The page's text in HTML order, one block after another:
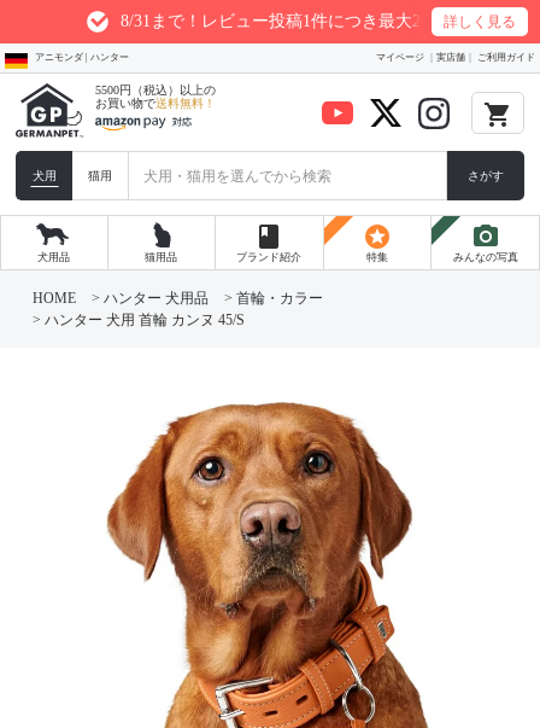
8/31まで！レビュー投稿1件につき最大200ptプレゼント詳しく見る
アニモンダ | ハンター マイページ 実店舗 ご利用ガイド
5500円（税込）以上の
お買い物で送料無料！ local_grocery_store
犬用 猫用 さがす
犬用品 猫用品
book
ブランド紹介
stars
特集
photo_camera
みんなの写真
HOME ハンター 犬用品
首輪・カラー
ハンター 犬用 首輪 カンヌ 45/S